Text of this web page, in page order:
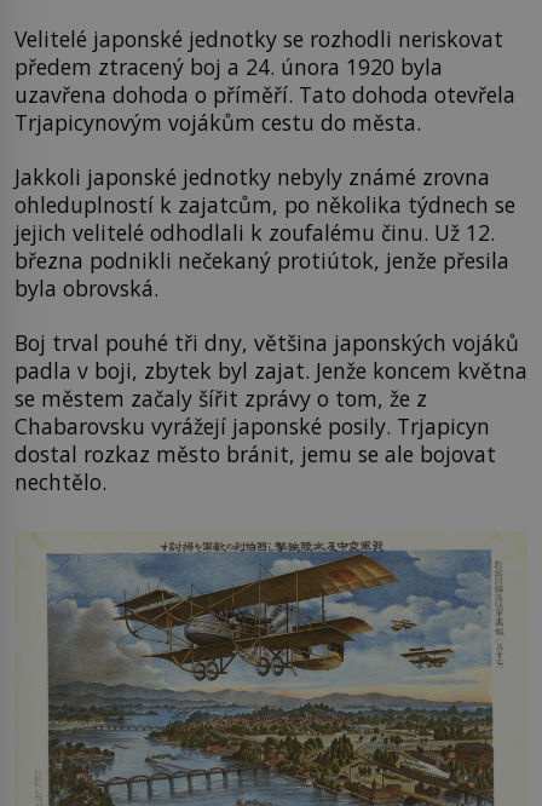
Velitelé japonské jednotky se rozhodli neriskovat
předem ztracený boj a 24. února 1920 byla
uzavřena dohoda o příměří. Tato dohoda otevřela
Trjapicynovým vojákům cestu do města.
Jakkoli japonské jednotky nebyly známé zrovna
ohleduplností k zajatcům, po několika týdnech se
jejich velitelé odhodlali k zoufalému činu. Už 12.
března podnikli nečekaný protiútok, jenže přesila
byla obrovská.
Boj trval pouhé tři dny, většina japonských vojáků
padla v boji, zbytek byl zajat. Jenže koncem května
se městem začaly šířit zprávy o tom, že z
Chabarovsku vyrážejí japonské posily. Trjapicyn
dostal rozkaz město bránit, jemu se ale bojovat
nechtělo.